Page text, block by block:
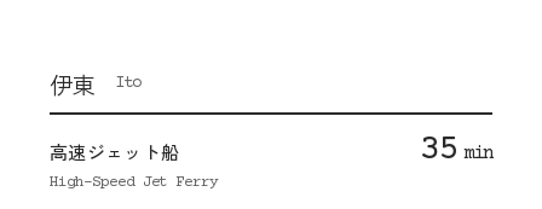
伊東 Ito
高速ジェット船 35 min
High-Speed Jet Ferry